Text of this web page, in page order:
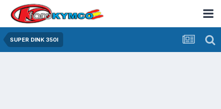
SUPER DINK 350I